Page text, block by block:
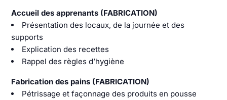
Accueil des apprenants (FABRICATION)
Présentation des locaux, de la journée et des
supports
Explication des recettes
Rappel des règles d’hygiène
Fabrication des pains (FABRICATION)
Pétrissage et façonnage des produits en pousse